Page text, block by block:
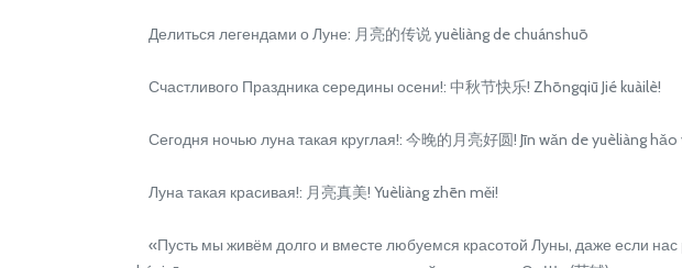
Делиться легендами о Луне: 月亮的传说 yuèliàng de chuánshuō
Счастливого Праздника середины осени!: 中秋节快乐! Zhōngqiū Jié kuàilè!
Сегодня ночью луна такая круглая!: 今晚的月亮好圆! Jīn wǎn de yuèliàng hǎo
Луна такая красивая!: 月亮真美! Yuèliàng zhēn měi!
«Пусть мы живём долго и вместе любуемся красотой Луны, даже если